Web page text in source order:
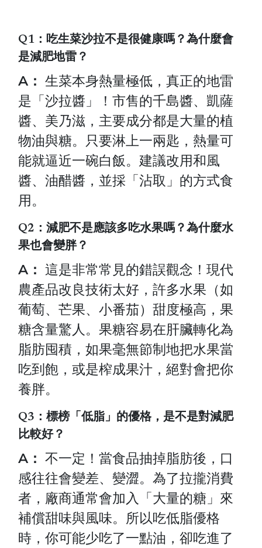
Q1：吃生菜沙拉不是很健康嗎？為什麼會
是減肥地雷？
A： 生菜本身熱量極低，真正的地雷
是「沙拉醬」！市售的千島醬、凱薩
醬、美乃滋，主要成分都是大量的植
物油與糖。只要淋上一兩匙，熱量可
能就逼近一碗白飯。建議改用和風
醬、油醋醬，並採「沾取」的方式食
用。
Q2：減肥不是應該多吃水果嗎？為什麼水
果也會變胖？
A： 這是非常常見的錯誤觀念！現代
農產品改良技術太好，許多水果（如
葡萄、芒果、小番茄）甜度極高，果
糖含量驚人。果糖容易在肝臟轉化為
脂肪囤積，如果毫無節制地把水果當
吃到飽，或是榨成果汁，絕對會把你
養胖。
Q3：標榜「低脂」的優格，是不是對減肥
比較好？
A： 不一定！當食品抽掉脂肪後，口
感往往會變差、變澀。為了拉攏消費
者，廠商通常會加入「大量的糖」來
補償甜味與風味。所以吃低脂優格
時，你可能少吃了一點油，卻吃進了